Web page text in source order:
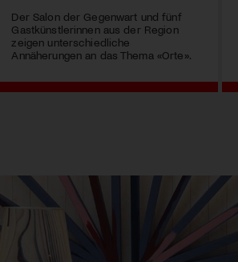
Der Salon der Gegenwart und fünf
Gastkünstlerinnen aus der Region
zeigen unterschiedliche
Annäherungen an das Thema «Orte».